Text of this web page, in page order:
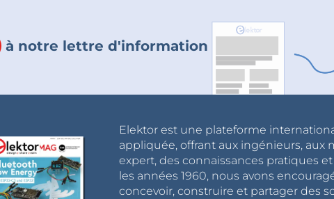
à notre lettre d'information
Elektor est une plateforme
appliquée, offrant aux ingénieurs, aux
expert, des connaissances pratiques
les années 1960, nous avons
concevoir, construire et partager des